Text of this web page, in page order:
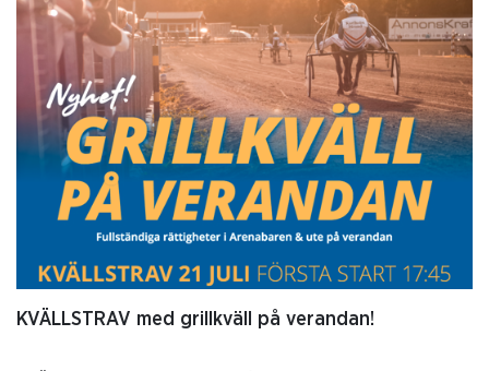
KVÄLLSTRAV med grillkväll på verandan!